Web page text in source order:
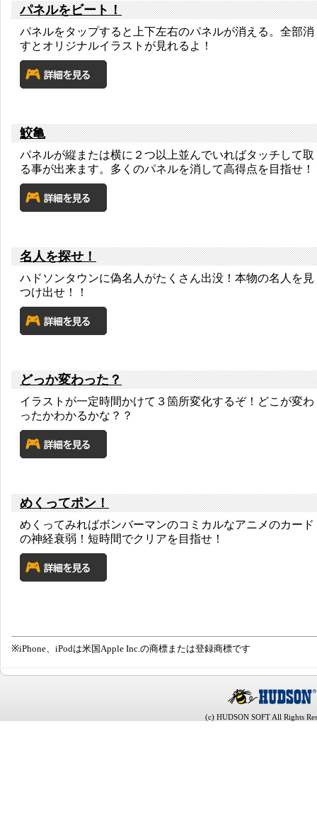
パネルをビート！
パネルをタップすると上下左右のパネルが消える。全部消
すとオリジナルイラストが見れるよ！
鮫亀
パネルが縦または横に２つ以上並んでいればタッチして取
る事が出来ます。多くのパネルを消して高得点を目指せ！
名人を探せ！
ハドソンタウンに偽名人がたくさん出没！本物の名人を見
つけ出せ！！
どっか変わった？
イラストが一定時間かけて３箇所変化するぞ！どこが変わ
ったかわかるかな？？
めくってポン！
めくってみればボンバーマンのコミカルなアニメのカード
の神経衰弱！短時間でクリアを目指せ！
※iPhone、iPodは米国Apple Inc.の商標または登録商標です
(c) HUDSON SOFT All Rights